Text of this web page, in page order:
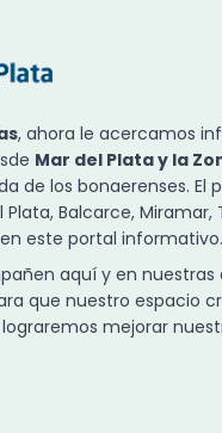
, ahora le acercamos
Mar del Plata y la
de los bonaerenses. El
Plata, Balcarce,
este portal informativo.
aquí y en nuestras
que nuestro espacio
mejorar